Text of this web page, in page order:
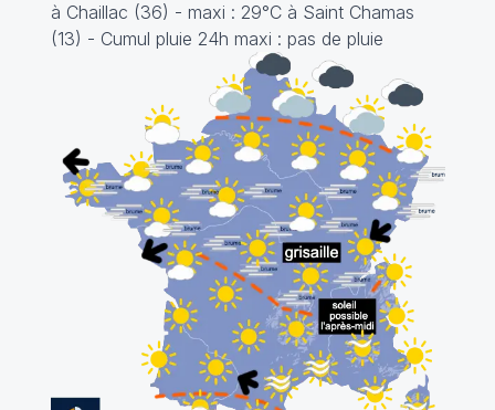
à Chaillac (36) - maxi : 29°C à Saint Chamas
(13) - Cumul pluie 24h maxi : pas de pluie